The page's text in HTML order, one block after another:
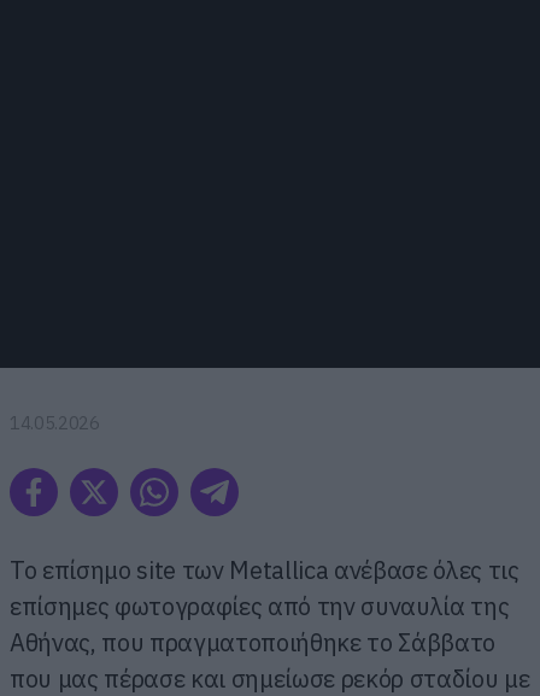
14.05.2026
Το επίσημο site των Metallica ανέβασε όλες τις
επίσημες φωτογραφίες από την συναυλία της
Αθήνας, που πραγματοποιήθηκε το Σάββατο
που μας πέρασε και σημείωσε ρεκόρ σταδίου με